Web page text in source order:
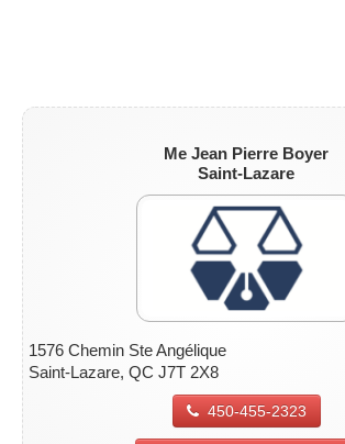
Me Jean Pierre Boyer
Saint-Lazare
1576 Chemin Ste Angélique
Saint-Lazare, QC J7T 2X8
450-455-2323